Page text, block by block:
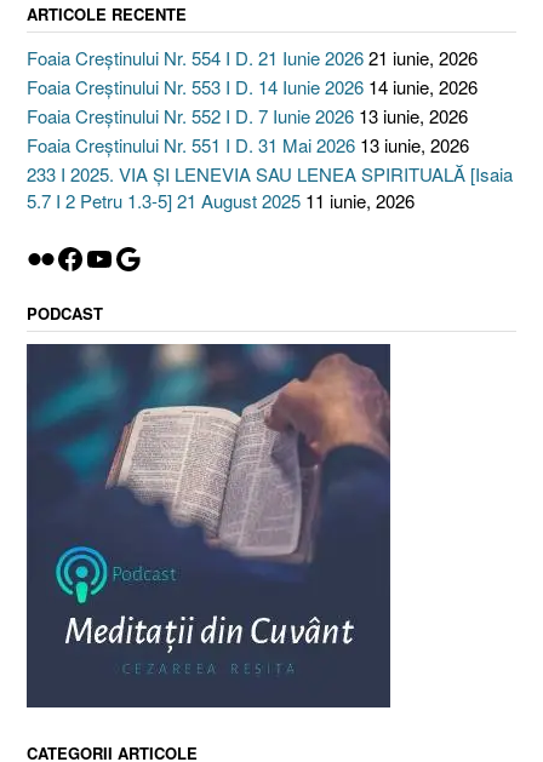
ARTICOLE RECENTE
Foaia Creștinului Nr. 554 I D. 21 Iunie 202621 iunie, 2026
Foaia Creștinului Nr. 553 I D. 14 Iunie 2026 14 iunie, 2026
Foaia Creștinului Nr. 552 I D. 7 Iunie 2026 13 iunie, 2026
Foaia Creștinului Nr. 551 I D. 31 Mai 2026 13 iunie, 2026
233 I 2025. VIA ȘI LENEVIA SAU LENEA SPIRITUALĂ [Isaia
5.7 I 2 Petru 1.3-5] 21 August 2025 11 iunie, 2026
Flickr
Facebook
YouTube
Google
PODCAST
CATEGORII ARTICOLE